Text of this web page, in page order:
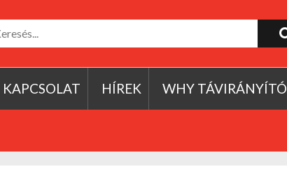
KAPCSOLAT HÍREK WHY TÁVIRÁNYÍTÓ